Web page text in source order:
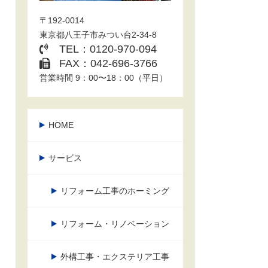
〒192-0014
東京都八王子市みつい台2-34-8
TEL：0120-970-094
FAX：042-696-3766
営業時間 9：00〜18：00（平日）
HOME
サービス
リフォーム工事のホーミング
リフォーム・リノベーション
外構工事・エクステリア工事